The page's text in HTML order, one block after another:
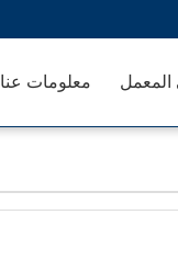
معلومات عنا